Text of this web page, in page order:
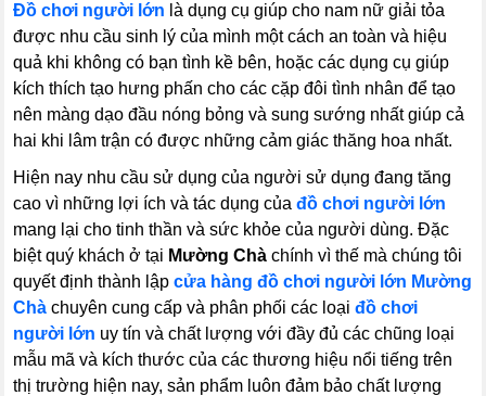
Đồ chơi người lớn là dụng cụ giúp cho nam nữ giải tỏa
được nhu cầu sinh lý của mình một cách an toàn và hiệu
quả khi không có bạn tình kề bên, hoặc các dụng cụ giúp
kích thích tạo hưng phấn cho các cặp đôi tình nhân để tạo
nên màng dạo đầu nóng bỏng và sung sướng nhất giúp cả
hai khi lâm trận có được những cảm giác thăng hoa nhất.
Hiện nay nhu cầu sử dụng của người sử dụng đang tăng
cao vì những lợi ích và tác dụng củađồ chơi người lớn
mang lại cho tinh thần và sức khỏe của người dùng. Đặc
biệt quý khách ở tại Mường Chà chính vì thế mà chúng tôi
quyết định thành lậpcửa hàng đồ chơi người lớn Mường
Chà chuyên cung cấp và phân phối các loạiđồ chơi
người lớn uy tín và chất lượng với đầy đủ các chũng loại
mẫu mã và kích thước của các thương hiệu nổi tiếng trên
thị trường hiện nay, sản phẩm luôn đảm bảo chất lượng